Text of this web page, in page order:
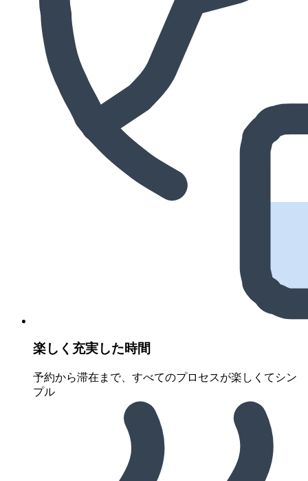
楽しく充実した時間
予約から滞在まで、すべてのプロセスが楽しくてシン
プル